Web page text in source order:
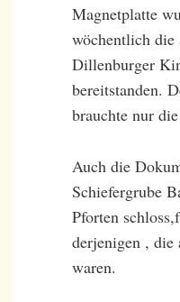
Magnetplatte
wöchentlich
Dillenburger
bereitstanden.
brauchte nur
Auch die
Schiefergrube
Pforten
derjenigen , die
waren.